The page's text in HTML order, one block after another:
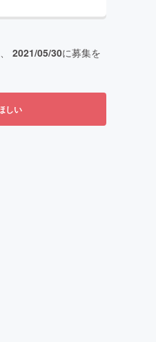
2021/05/30に募集を
しい